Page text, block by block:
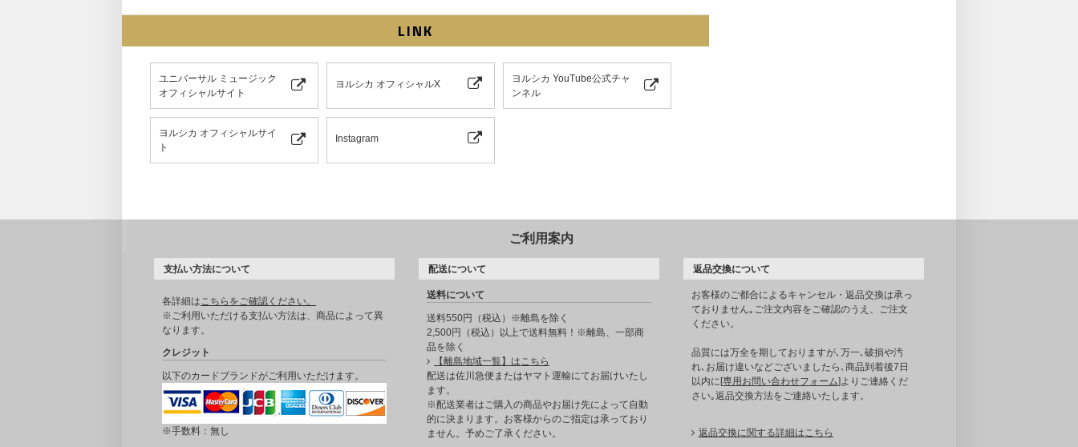
LINK
ユニバーサル ミュージック
オフィシャルサイト
ヨルシカ オフィシャルX
ヨルシカ YouTube公式チャ
ンネル
ヨルシカ オフィシャルサイ
ト
Instagram
ご利用案内
支払い方法について
各詳細はこちらをご確認ください。
※ご利用いただける支払い方法は、商品によって異
なります。
クレジット
以下のカードブランドがご利用いただけます。
※手数料：無し
配送について
送料について
送料550円（税込）※離島を除く
2,500円（税込）以上で送料無料！※離島、一部商
品を除く
【離島地域一覧】はこちら
配送は佐川急便またはヤマト運輸にてお届けいたし
ます。
※配送業者はご購入の商品やお届け先によって自動
的に決まります。お客様からのご指定は承っており
ません。予めご了承ください。
返品交換について
お客様のご都合によるキャンセル・返品交換は承っ
ておりません｡ご注文内容をご確認のうえ、ご注文
ください。
品質には万全を期しておりますが､万一､破損や汚
れ､お届け違いなどございましたら､商品到着後7日
以内に[専用お問い合わせフォーム]よりご連絡くだ
さい｡返品交換方法をご連絡いたします。
返品交換に関する詳細はこちら